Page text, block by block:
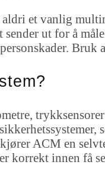
et vanlig
ut for å
Bruk
ACM en
korrekt innen få